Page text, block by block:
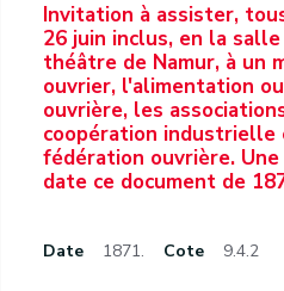
Invitation à assister,
26 juin inclus, en la
théâtre de Namur, à un
ouvrier, l'alimentation
ouvrière, les
coopération
fédération ouvrière.
date ce document de
Date 1871. Cote 9.4.2